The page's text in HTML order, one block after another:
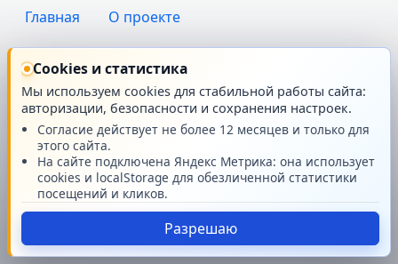
Главная О проекте
Техподдержка
Новости
Поддержать проект
© GMRPG 2007-2026
Cookies и статистика
Мы используем cookies для стабильной работы сайта:
авторизации, безопасности и сохранения настроек.
Согласие действует не более 12 месяцев и только для
этого сайта.
На сайте подключена Яндекс Метрика: она использует
cookies и localStorage для обезличенной статистики
посещений и кликов.
Разрешаю